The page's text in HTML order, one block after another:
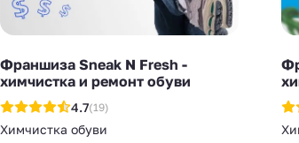
Франшиза Sneak N Fresh -
химчистка и ремонт обуви
4.7(19)
Химчистка обуви